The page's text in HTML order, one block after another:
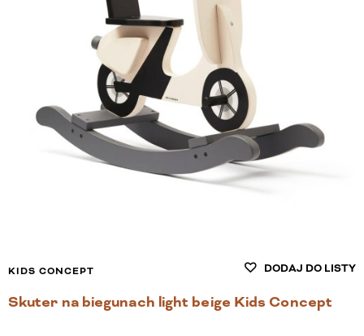
DODAJ DO LISTY
KIDS CONCEPT
Skuter na biegunach light beige Kids Concept